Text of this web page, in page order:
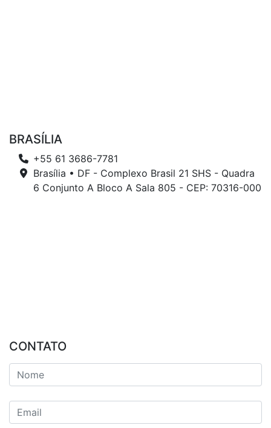
BRASÍLIA
+55 61 3686-7781
Brasília • DF - Complexo Brasil 21 SHS - Quadra
6 Conjunto A Bloco A Sala 805 - CEP: 70316-000
CONTATO